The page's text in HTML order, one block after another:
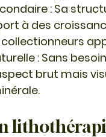
: Sa
à des
: Sans
brut mais